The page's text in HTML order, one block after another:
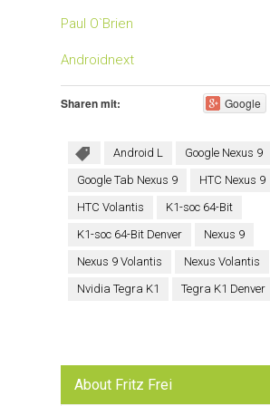
Paul O`Brien
Androidnext
Sharen mit: Google
Android L
Google Nexus 9
Google Tab Nexus 9
HTC Nexus 9
HTC Volantis
K1-soc 64-Bit
K1-soc 64-Bit Denver
Nexus 9
Nexus 9 Volantis
Nexus Volantis
Nvidia Tegra K1
Tegra K1 Denver
About Fritz Frei